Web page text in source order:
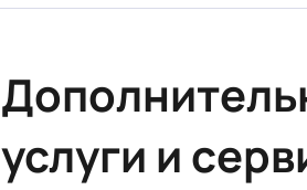
услуги и